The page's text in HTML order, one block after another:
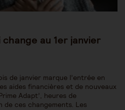
au 1er janvier
de janvier marque l’entrée en
aides financières et de nouveaux
Adapt’, heures de
de ces changements. Les